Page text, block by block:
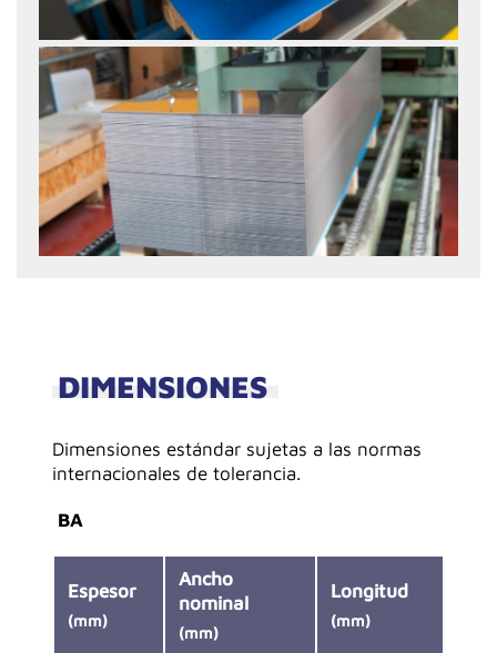
DIMENSIONES
Dimensiones estándar sujetas a las normas
internacionales de tolerancia.
BA
Espesor
(mm)
Ancho
nominal
(mm)
Longitud
(mm)